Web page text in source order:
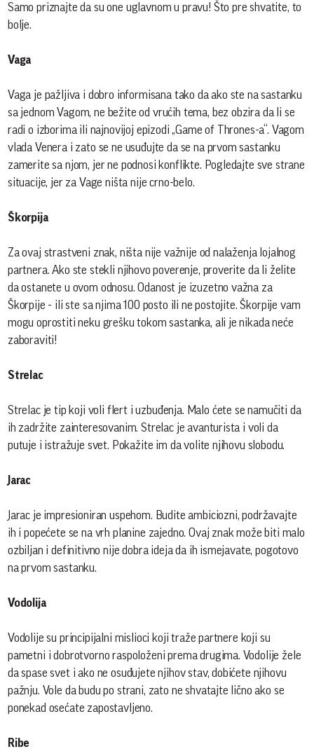
Samo priznajte da su one uglavnom u pravu! Što pre shvatite, to
bolje.
Vaga
Vaga je pažljiva i dobro informisana tako da ako ste na sastanku
sa jednom Vagom, ne bežite od vrućih tema, bez obzira da li se
radi o izborima ili najnovijoj epizodi „Game of Thrones-a“. Vagom
vlada Venera i zato se ne usuđujte da se na prvom sastanku
zamerite sa njom, jer ne podnosi konflikte. Pogledajte sve strane
situacije, jer za Vage ništa nije crno-belo.
Škorpija
Za ovaj strastveni znak, ništa nije važnije od nalaženja lojalnog
partnera. Ako ste stekli njihovo poverenje, proverite da li želite
da ostanete u ovom odnosu. Odanost je izuzetno važna za
Škorpije - ili ste sa njima 100 posto ili ne postojite. Škorpije vam
mogu oprostiti neku grešku tokom sastanka, ali je nikada neće
zaboraviti!
Strelac
Strelac je tip koji voli flert i uzbuđenja. Malo ćete se namučiti da
ih zadržite zainteresovanim. Strelac je avanturista i voli da
putuje i istražuje svet. Pokažite im da volite njihovu slobodu.
Jarac
Jarac je impresioniran uspehom. Budite ambiciozni, podržavajte
ih i popećete se na vrh planine zajedno. Ovaj znak može biti malo
ozbiljan i definitivno nije dobra ideja da ih ismejavate, pogotovo
na prvom sastanku.
Vodolija
Vodolije su principijalni mislioci koji traže partnere koji su
pametni i dobrotvorno raspoloženi prema drugima. Vodolije žele
da spase svet i ako ne osuđujete njihov stav, dobićete njihovu
pažnju. Vole da budu po strani, zato ne shvatajte lično ako se
ponekad osećate zapostavljeno.
Ribe